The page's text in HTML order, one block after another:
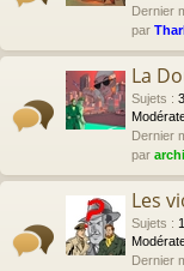
Dernier
par
La
Sujets : 3
Dernier
par
Les
Sujets : 1
Dernier